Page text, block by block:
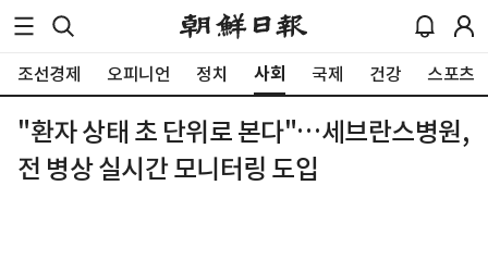
조선경제 오피니언 정치 사회 국제 건강 스포츠
"환자 상태 초 단위로 본다"…세브란스병원,
전 병상 실시간 모니터링 도입